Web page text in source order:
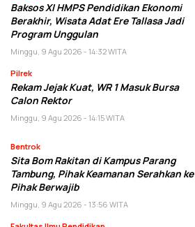
Baksos XI HMPS Pendidikan Ekonomi
Berakhir, Wisata Adat Ere Tallasa Jadi
Program Unggulan
Minggu, 9 Agu 2026 - 14:32 WITA
Pilrek
Rekam Jejak Kuat, WR 1 Masuk Bursa
Calon Rektor
Minggu, 9 Agu 2026 - 14:15 WITA
Bentrok
Sita Bom Rakitan di Kampus Parang
Tambung, Pihak Keamanan Serahkan ke
Pihak Berwajib
Minggu, 9 Agu 2026 - 13:56 WITA